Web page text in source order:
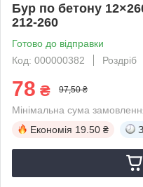
Бур по бетону
212-260
Готово до відправки
Код: 000000382
Роздріб
78 ₴ 97,50 ₴
Мінімальна сума
Економія 19.50 ₴